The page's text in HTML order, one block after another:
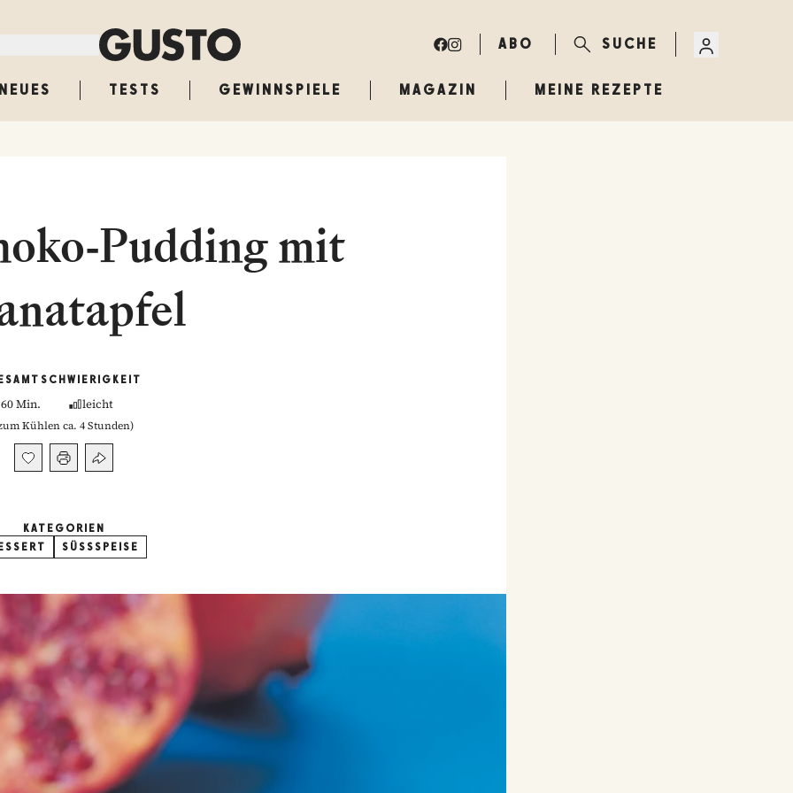
ABO SUCHE
TESTS GEWINNSPIELE MAGAZIN MEINE REZEPTE
Pudding mit
60 Min.
SCHWIERIGKEIT
leicht
Kühlen ca. 4 Stunden)
KATEGORIEN
SÜSSSPEISE